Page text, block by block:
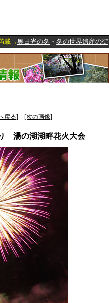
載→奥日光の冬 ・ 冬の世界遺産の街
戻る] [次の画像]
湯の湖湖畔花火大会